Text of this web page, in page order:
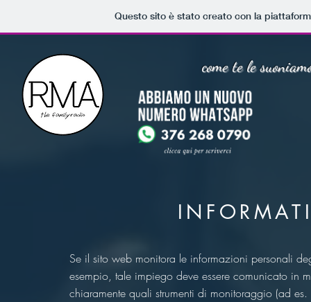
Questo sito è stato creato con la
come te le
Se il sito web monitora le informazioni personali
esempio, tale impiego deve essere comunicato in
chiaramente quali strumenti di monitoraggio (ad